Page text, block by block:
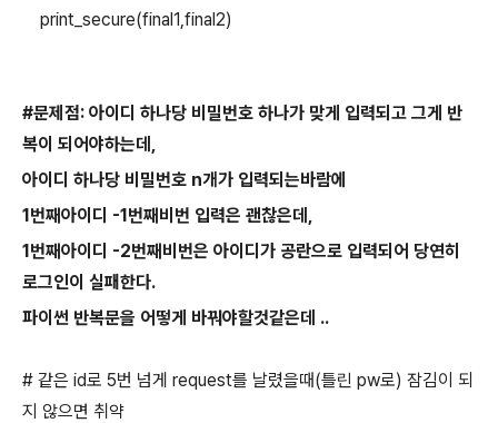
print_secure(final1,final2)
#문제점: 아이디 하나당 비밀번호 하나가 맞게 입력되고 그게 반
복이 되어야하는데,
아이디 하나당 비밀번호 n개가 입력되는바람에
1번째아이디 -1번째비번 입력은 괜찮은데,
1번째아이디 -2번째비번은 아이디가 공란으로 입력되어 당연히
로그인이 실패한다.
파이썬 반복문을 어떻게 바꿔야할것같은데 ..
# 같은 id로 5번 넘게 request를 날렸을때(틀린 pw로) 잠김이 되
지 않으면 취약